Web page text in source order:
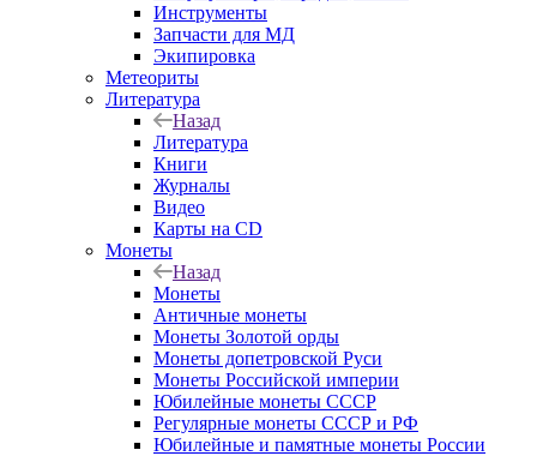
Инструменты
Запчасти для МД
Экипировка
Метеориты
Литература
Назад
Литература
Книги
Журналы
Видео
Карты на CD
Монеты
Назад
Монеты
Античные монеты
Монеты Золотой орды
Монеты допетровской Руси
Монеты Российской империи
Юбилейные монеты СССР
Регулярные монеты СССР и РФ
Юбилейные и памятные монеты России